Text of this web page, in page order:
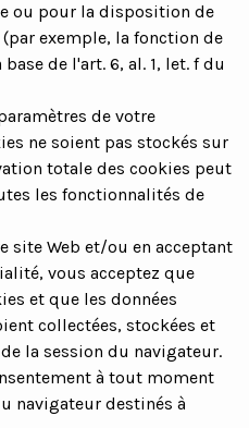
ou pour la disposition de
exemple, la fonction de
de l'art. 6, al. 1, let. f du
de votre
ne soient pas stockés sur
totale des cookies peut
les fonctionnalités de
site Web et/ou en acceptant
vous acceptez que
et que les données
collectées, stockées et
la session du navigateur.
à tout moment
navigateur destinés à